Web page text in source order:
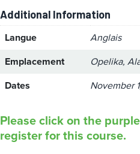
Additional Information
Langue
Anglais
Emplacement
Opelika,
Dates
November
Please click on the
register for this course.